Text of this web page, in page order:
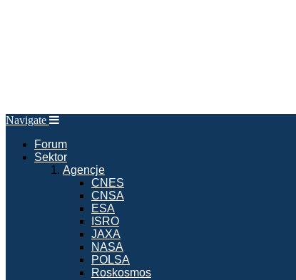
Navigate
Forum
Sektor
Agencje
CNES
CNSA
ESA
ISRO
JAXA
NASA
POLSA
Roskosmos